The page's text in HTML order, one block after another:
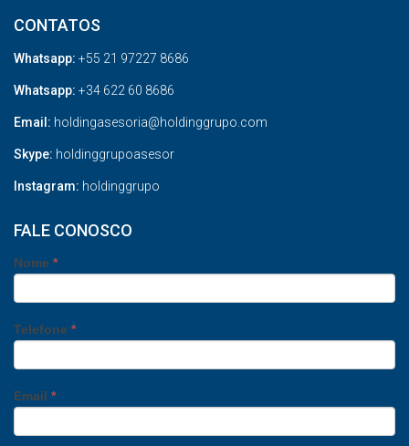
CONTATOS
Whatsapp: +55 21 97227 8686
Whatsapp: +34 622 60 8686
Email: holdingasesoria@holdinggrupo.com
Skype: holdinggrupoasesor
Instagram: holdinggrupo
FALE CONOSCO
Nome *
Telefone *
Email *